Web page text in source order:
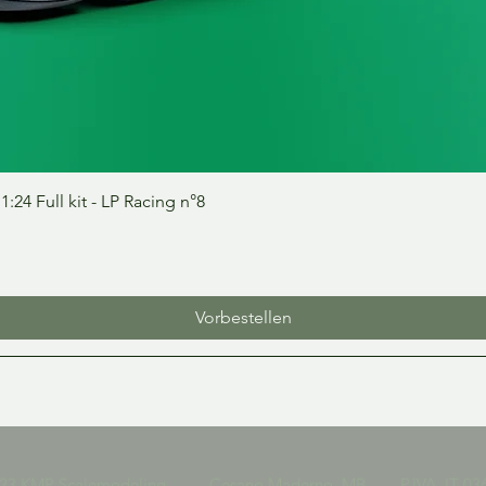
Schnellansicht
Full kit - LP Racing n°8
Vorbestellen